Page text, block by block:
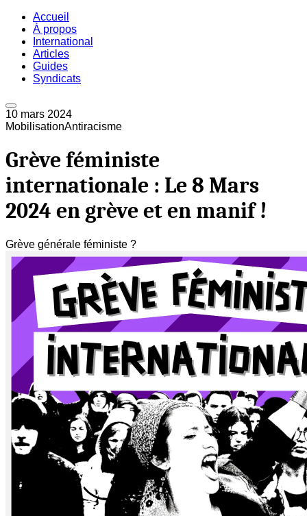
Accueil
À propos
International
Articles
Guides
Syndicats
10 mars 2024
MobilisationAntiracisme
Grève féministe
internationale : Le 8 Mars
2024 en grève et en manif !
Grève générale féministe ?